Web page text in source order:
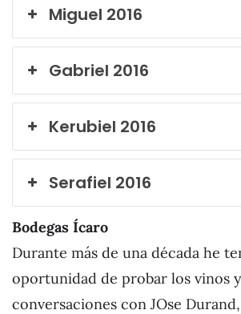
Miguel 2016
Gabriel 2016
Kerubiel 2016
Serafiel 2016
Bodegas Ícaro
Durante más de una década he
oportunidad de probar los vinos
conversaciones con JOse